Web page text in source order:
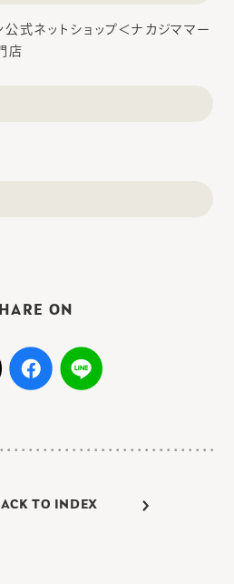
式ネットショップ＜ナカジママー
店
ON
TO INDEX